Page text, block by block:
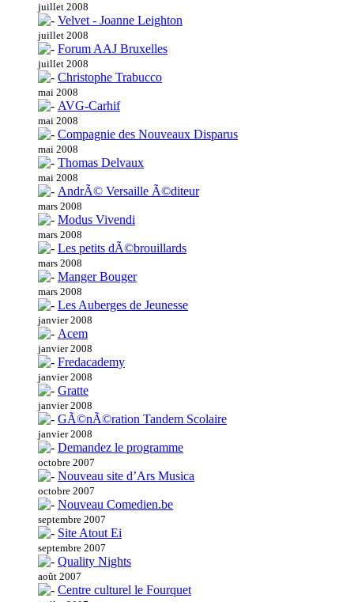
juillet 2008
Velvet - Joanne Leighton
juillet 2008
Forum AAJ Bruxelles
juillet 2008
Christophe Trabucco
mai 2008
AVG-Carhif
mai 2008
Compagnie des Nouveaux Disparus
mai 2008
Thomas Delvaux
mai 2008
AndrÃ© Versaille Ã©diteur
mars 2008
Modus Vivendi
mars 2008
Les petits dÃ©brouillards
mars 2008
Manger Bouger
mars 2008
Les Auberges de Jeunesse
janvier 2008
Acem
janvier 2008
Fredacademy
janvier 2008
Gratte
janvier 2008
GÃ©nÃ©ration Tandem Scolaire
janvier 2008
Demandez le programme
octobre 2007
Nouveau site d’Ars Musica
octobre 2007
Nouveau Comedien.be
septembre 2007
Site Atout Ei
septembre 2007
Quality Nights
août 2007
Centre culturel le Fourquet